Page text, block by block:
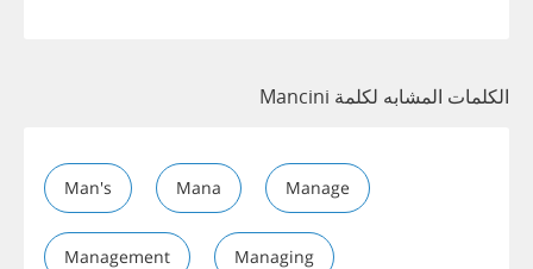
الكلمات المشابه لكلمة Mancini
Man's Mana Manage
Management Managing